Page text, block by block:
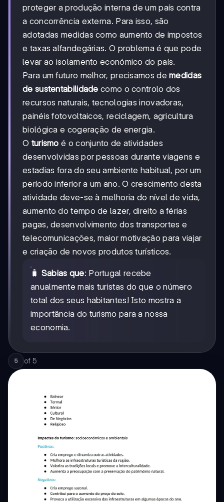
proteger a produção interna de um país contra
a concorrência externa. Para isso, são
adotadas medidas como aumento de impostos
e taxas alfandegárias. O problema é que pode
levar ao isolamento económico do país.
Para um futuro melhor, precisamos demedidas
de sustentabilidade como o controlo dos
recursos naturais, tecnologias inovadoras,
painéis fotovoltaicos, reciclagem, agricultura
biológica e cogeração de energia.
O turismo é o conjunto de atividades
desenvolvidas por pessoas durante viagens e
estadias fora do seu ambiente habitual, por um
período inferior a um ano. O crescimento desta
atividade deve-se à melhoria do nível de vida,
aumento do tempo de lazer, direito a férias
pagas, desenvolvimento dos transportes e
telecomunicações, maior motivação para viajar
e criação de novos produtos turísticos.
🧳 Sabias que: Portugal recebe
anualmente mais turistas do que o número
total dos seus habitantes! Isto mostra a
importância do turismo para a nossa
economia.
5 of 5